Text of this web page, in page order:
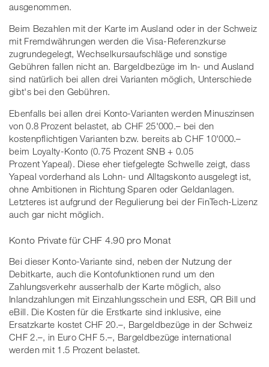
ausgenommen.
Beim Bezahlen mit der Karte im Ausland oder in der Schweiz
mit Fremdwährungen werden die Visa-Referenzkurse
zugrundegelegt, Wechselkursaufschläge und sonstige
Gebühren fallen nicht an. Bargeldbezüge im In- und Ausland
sind natürlich bei allen drei Varianten möglich, Unterschiede
gibt's bei den Gebühren.
Ebenfalls bei allen drei Konto-Varianten werden Minuszinsen
von 0.8 Prozent belastet, ab CHF 25'000.– bei den
kostenpflichtigen Varianten bzw. bereits ab CHF 10'000.–
beim Loyalty-Konto (0.75 Prozent SNB + 0.05
Prozent Yapeal). Diese eher tiefgelegte Schwelle zeigt, dass
Yapeal vorderhand als Lohn- und Alltagskonto ausgelegt ist,
ohne Ambitionen in Richtung Sparen oder Geldanlagen.
Letzteres ist aufgrund der Regulierung bei der FinTech-Lizenz
auch gar nicht möglich.
Konto Private für CHF 4.90 pro Monat
Bei dieser Konto-Variante sind, neben der Nutzung der
Debitkarte, auch die Kontofunktionen rund um den
Zahlungsverkehr ausserhalb der Karte möglich, also
Inlandzahlungen mit Einzahlungsschein und ESR, QR Bill und
eBill. Die Kosten für die Erstkarte sind inklusive, eine
Ersatzkarte kostet CHF 20.–, Bargeldbezüge in der Schweiz
CHF 2.–, in Euro CHF 5.–, Bargeldbezüge international
werden mit 1.5 Prozent belastet.